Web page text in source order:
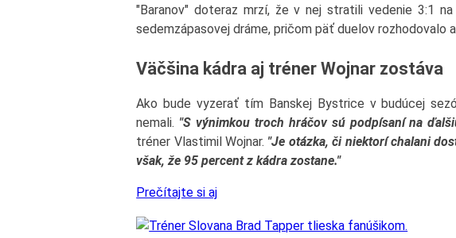
"Baranov" doteraz mrzí, že v nej stratili vedenie 3:1
sedemzápasovej dráme, pričom päť duelov rozhodovalo
Väčšina kádra aj tréner Wojnar zostáva
Ako bude vyzerať tím Banskej Bystrice v budúcej
nemali. "S výnimkou troch hráčov sú podpísaní na
tréner Vlastimil Wojnar. "Je otázka, či niektorí chalani
však, že 95 percent z kádra zostane."
Prečítajte si aj